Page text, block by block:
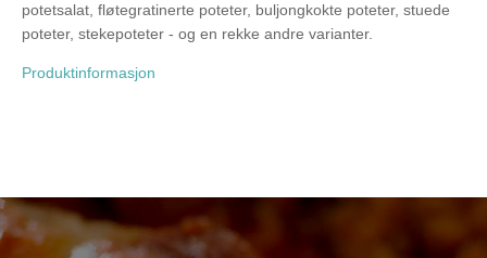
potetsalat, fløtegratinerte poteter, buljongkokte poteter, stuede
poteter, stekepoteter - og en rekke andre varianter.
Produktinformasjon